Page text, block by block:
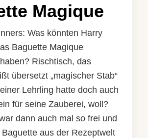
Magique
Was könnten Harry
Baguette Magique
Rischtisch, das
übersetzt „magischer Stab“
Lehrling hatte doch auch
für seine Zauberei, woll?
dann auch mal so frei und
aus der Rezeptwelt